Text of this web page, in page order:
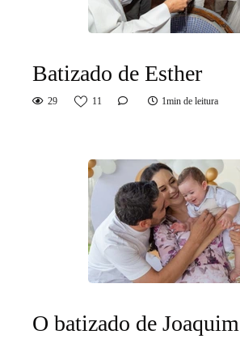
Batizado de Esther
29 11 1min de leitura
O batizado de Joaquim